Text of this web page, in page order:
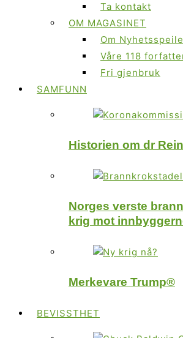
Ta kontakt
OM MAGASINET
Om
Våre 118
Fri gjenbruk
SAMFUNN
Historien om dr
Norges verste
krig mot
Merkevare Trump®
BEVISSTHET